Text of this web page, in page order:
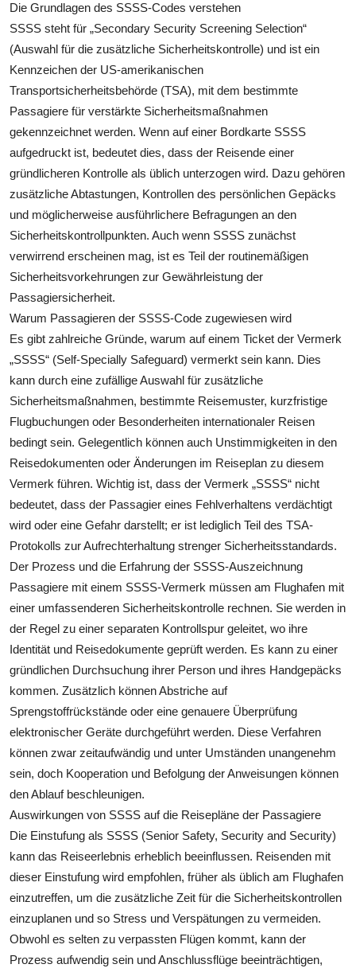
Die Grundlagen des SSSS-Codes verstehen
SSSS steht für „Secondary Security Screening Selection“
(Auswahl für die zusätzliche Sicherheitskontrolle) und ist ein
Kennzeichen der US-amerikanischen
Transportsicherheitsbehörde (TSA), mit dem bestimmte
Passagiere für verstärkte Sicherheitsmaßnahmen
gekennzeichnet werden. Wenn auf einer Bordkarte SSSS
aufgedruckt ist, bedeutet dies, dass der Reisende einer
gründlicheren Kontrolle als üblich unterzogen wird. Dazu gehören
zusätzliche Abtastungen, Kontrollen des persönlichen Gepäcks
und möglicherweise ausführlichere Befragungen an den
Sicherheitskontrollpunkten. Auch wenn SSSS zunächst
verwirrend erscheinen mag, ist es Teil der routinemäßigen
Sicherheitsvorkehrungen zur Gewährleistung der
Passagiersicherheit.
Warum Passagieren der SSSS-Code zugewiesen wird
Es gibt zahlreiche Gründe, warum auf einem Ticket der Vermerk
„SSSS“ (Self-Specially Safeguard) vermerkt sein kann. Dies
kann durch eine zufällige Auswahl für zusätzliche
Sicherheitsmaßnahmen, bestimmte Reisemuster, kurzfristige
Flugbuchungen oder Besonderheiten internationaler Reisen
bedingt sein. Gelegentlich können auch Unstimmigkeiten in den
Reisedokumenten oder Änderungen im Reiseplan zu diesem
Vermerk führen. Wichtig ist, dass der Vermerk „SSSS“ nicht
bedeutet, dass der Passagier eines Fehlverhaltens verdächtigt
wird oder eine Gefahr darstellt; er ist lediglich Teil des TSA-
Protokolls zur Aufrechterhaltung strenger Sicherheitsstandards.
Der Prozess und die Erfahrung der SSSS-Auszeichnung
Passagiere mit einem SSSS-Vermerk müssen am Flughafen mit
einer umfassenderen Sicherheitskontrolle rechnen. Sie werden in
der Regel zu einer separaten Kontrollspur geleitet, wo ihre
Identität und Reisedokumente geprüft werden. Es kann zu einer
gründlichen Durchsuchung ihrer Person und ihres Handgepäcks
kommen. Zusätzlich können Abstriche auf
Sprengstoffrückstände oder eine genauere Überprüfung
elektronischer Geräte durchgeführt werden. Diese Verfahren
können zwar zeitaufwändig und unter Umständen unangenehm
sein, doch Kooperation und Befolgung der Anweisungen können
den Ablauf beschleunigen.
Auswirkungen von SSSS auf die Reisepläne der Passagiere
Die Einstufung als SSSS (Senior Safety, Security and Security)
kann das Reiseerlebnis erheblich beeinflussen. Reisenden mit
dieser Einstufung wird empfohlen, früher als üblich am Flughafen
einzutreffen, um die zusätzliche Zeit für die Sicherheitskontrollen
einzuplanen und so Stress und Verspätungen zu vermeiden.
Obwohl es selten zu verpassten Flügen kommt, kann der
Prozess aufwendig sein und Anschlussflüge beeinträchtigen,